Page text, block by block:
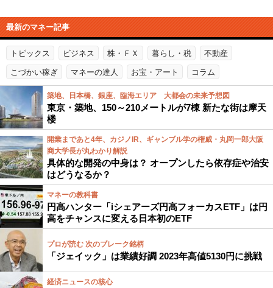
最新のマネー記事
トピックス ビジネス 株・ＦＸ 暮らし・税 不動産
こづかい稼ぎ マネーの達人 お宝・アート コラム
築地、日本橋、銀座、臨海エリア 大都会の未来予想図
東京・築地、150～210メートルが7棟 新たな街は摩天
楼
開業まであと4年、カジノIR、ギャンブル学の権威・丸岡一郎大阪
商大学長が丸わかり解説
具体的な開発の中身は？ オープンしたら依存症や治安
はどうなるか？
マネーの教科書
円高ハンター「iシェアーズ円高フォーカスETF」は円
高をチャンスに変える日本初のETF
プロが読む 次のブレーク銘柄
「ジェイック」は業績好調 2023年高値5130円に挑戦
経済ニュースの核心